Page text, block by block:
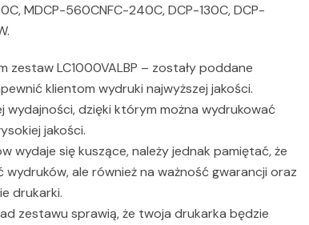
MDCP-560CNFC-240C, DCP-130C, DCP-
LC1000VALBP – zostały poddane
klientom wydruki najwyższej jakości.
wydajności, dzięki którym można wydrukować
jakości.
wydaje się kuszące, należy jednak pamiętać, że
wydruków, ale również na ważność gwarancji oraz
drukarki.
zestawu sprawią, że twoja drukarka będzie